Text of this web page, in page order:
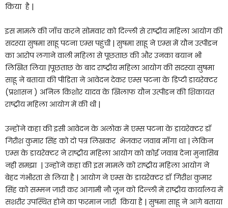
किया है |
इस मामले की जाँच करने सोमवार को दिल्ली से राष्ट्रीय महिला आयोग की
सदस्या सुषमा साहू पटना एम्स पहुंची | सुषमा साहू ने एम्स में यौन उत्पीडन
का आरोप लगाने वाली महिला से पूछताछ की और उनका बयान भी
लिखित लिया |पूछताछ के बाद राष्ट्रीय महिला आयोग की सदस्या सुषमा
साहू ने बताया की पीडिता ने आवेदन देकर एम्स पटना के डिप्टी डायरेक्टर
(प्रशासन ) अनिल किशोर यादव के खिलाफ यौन उत्पीडन की शिकायत
राष्ट्रीय महिला आयोग में की थी |
उन्होंने कहा की इसी आवेदन के अलोक में एम्स पटना के डायरेक्टर डॉ
गिरीश कुमार सिंह को दो पत्र लिखकर भेजकर जवाब माँगा था | लेकिन
एम्स के डायरेक्टर ने राष्ट्रीय महिला आयोग को कोई जवाब देना मुनासिब
नही समझा | उन्होंने कहा की इस मामले को राष्ट्रीय महिला आयोग ने
बेहद गंभीरता से लिया है | आयोग ने एम्स के डायरेक्टर डॉ गिरीश कुमार
सिंह को सम्मन जारी कर आगामी नौ जून को दिल्ली में राष्ट्रीय कार्यालय में
सशरीर उपस्थित होने का फरमान जारी किया है | सुषमा साहू ने आगे बताया